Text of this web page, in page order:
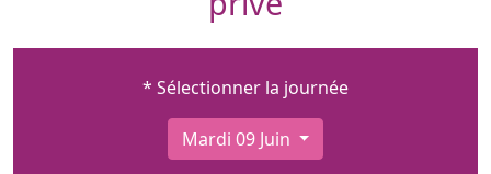
* Sélectionner la journée
Mardi 09 Juin